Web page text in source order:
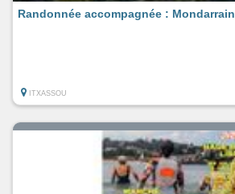
Randonnée accompagnée : Mondarrain
ITXASSOU